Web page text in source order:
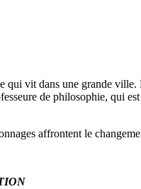
qui vit dans une grande
de philosophie, qui
affrontent le